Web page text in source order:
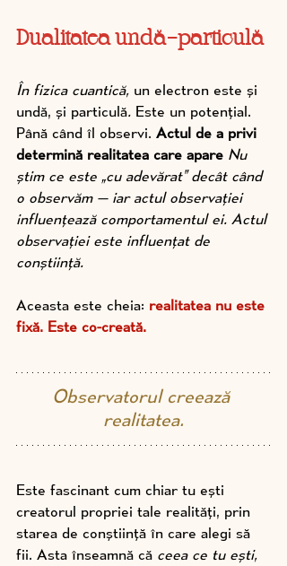
Dualitatea undă-particulă
În fizica cuantică, un electron este și
undă, și particulă. Este un potențial.
Până când îl observi. Actul de a privi
determină realitatea care apare Nu
știm ce este „cu adevărat” decât când
o observăm — iar actul observației
influențează comportamentul ei. Actul
observației este influențat de
conștiință.
Aceasta este cheia: realitatea nu este
fixă. Este co-creată.
Observatorul creează
realitatea.
Este fascinant cum chiar tu ești
creatorul propriei tale realități, prin
starea de conștiință în care alegi să
fii. Asta înseamnă că ceea ce tu ești,